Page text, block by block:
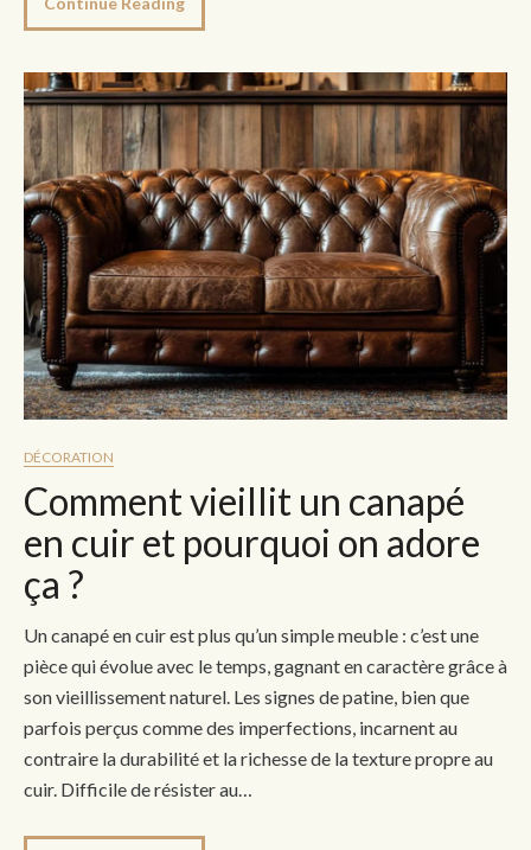
DÉCORATION
Comment vieillit un canapé
en cuir et pourquoi on adore
ça ?
Un canapé en cuir est plus qu’un simple meuble : c’est une
pièce qui évolue avec le temps, gagnant en caractère grâce à
son vieillissement naturel. Les signes de patine, bien que
parfois perçus comme des imperfections, incarnent au
contraire la durabilité et la richesse de la texture propre au
cuir. Difficile de résister au…